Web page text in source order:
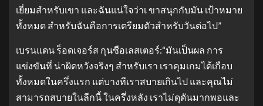
เยี่ยมสำหรับเขา และฉันแน่ใจว่าเ ขาสนุกกับมัน เป้าหมาย
ทั้งหมด สำหรับฉันคือการเตรียมตัวสำหรับวันต่อไป”
เบรนแดน ร็อดเจอร์ส กุนซือเลสเตอร์:“มันเป็นผล การ
แข่งขันที่ น่าผิดหวังจริงๆ สำหรับเรา เราคุมเกมได้เกือบ
ทั้งหมดในครึ่งแรก แต่บางทีเราสบายเกินไป และคุณไม่
สามารถสบายในลีกนี้ ในครึ่งหลัง เราไม่ดุดันมากพอและ